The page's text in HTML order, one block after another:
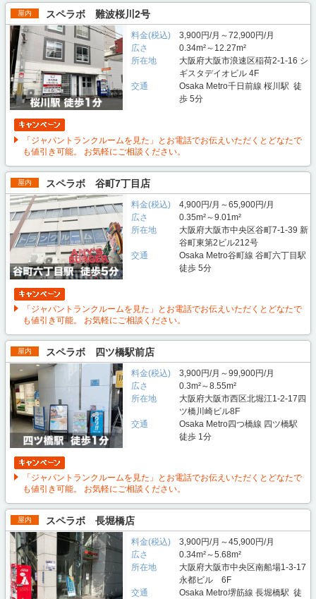
屋内 スペラボ 難波桜川2号
料金(税込)
3,900円/月～72,900円/月
広さ
0.34m²～12.27m²
所在地
大阪府大阪市浪速区稲荷2-1-16 シ
ギスタデイオビル 4F
交通
Osaka Metro千日前線 桜川駅 徒
歩 5分
「ジャパントランクルームを見た」とお電話でお伝えいただくとどなたで
も値引き可能。 お気軽にご相談ください。
屋内 スペラボ 谷町7丁目店
料金(税込)
4,900円/月～65,900円/月
広さ
0.35m²～9.01m²
所在地
大阪府大阪市中央区谷町7-1-39 新
谷町東第2ビル212号
交通
Osaka Metro谷町線 谷町六丁目駅
徒歩 5分
「ジャパントランクルームを見た」とお電話でお伝えいただくとどなたで
も値引き可能。 お気軽にご相談ください。
屋内 スペラボ 四ツ橋駅前店
料金(税込)
3,900円/月～99,900円/月
広さ
0.3m²～8.55m²
所在地
大阪府大阪市西区北堀江1-2-17四
ツ橋川崎ビル8F
交通
Osaka Metro四つ橋線 四ツ橋駅
徒歩 1分
「ジャパントランクルームを見た」とお電話でお伝えいただくとどなたで
も値引き可能。 お気軽にご相談ください。
屋内 スペラボ 長堀橋店
料金(税込)
3,900円/月～45,900円/月
広さ
0.34m²～5.68m²
所在地
大阪府大阪市中央区南船場1-3-17
永都ビル 6F
交通
Osaka Metro堺筋線 長堀橋駅 徒